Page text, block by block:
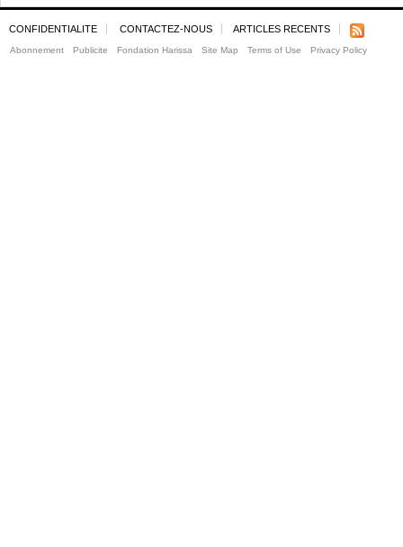
CONFIDENTIALITE CONTACTEZ-NOUS ARTICLES RECENTS
Abonnement Publicite Fondation Harissa Site Map Terms of Use Privacy Policy